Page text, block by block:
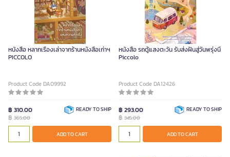
หนังสือ หลากเรื่องเล่าจากร้านหนังสือเก่าฯ
PICCOLO
Product Code DA09992
฿ 310.00
฿ 365.00
READY TO SHIP
ADD TO CART
หนังสือ รถตู้แสงตะวัน รับส่งฝันสู่วันพรุ่งนี้
Piccolo
Product Code DA12426
฿ 293.00
฿ 345.00
READY TO SHIP
ADD TO CART